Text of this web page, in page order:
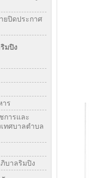
ยปิดประกาศ
มปิง
าร
การและ
ทศบาลตำบล
บาลริมปิง